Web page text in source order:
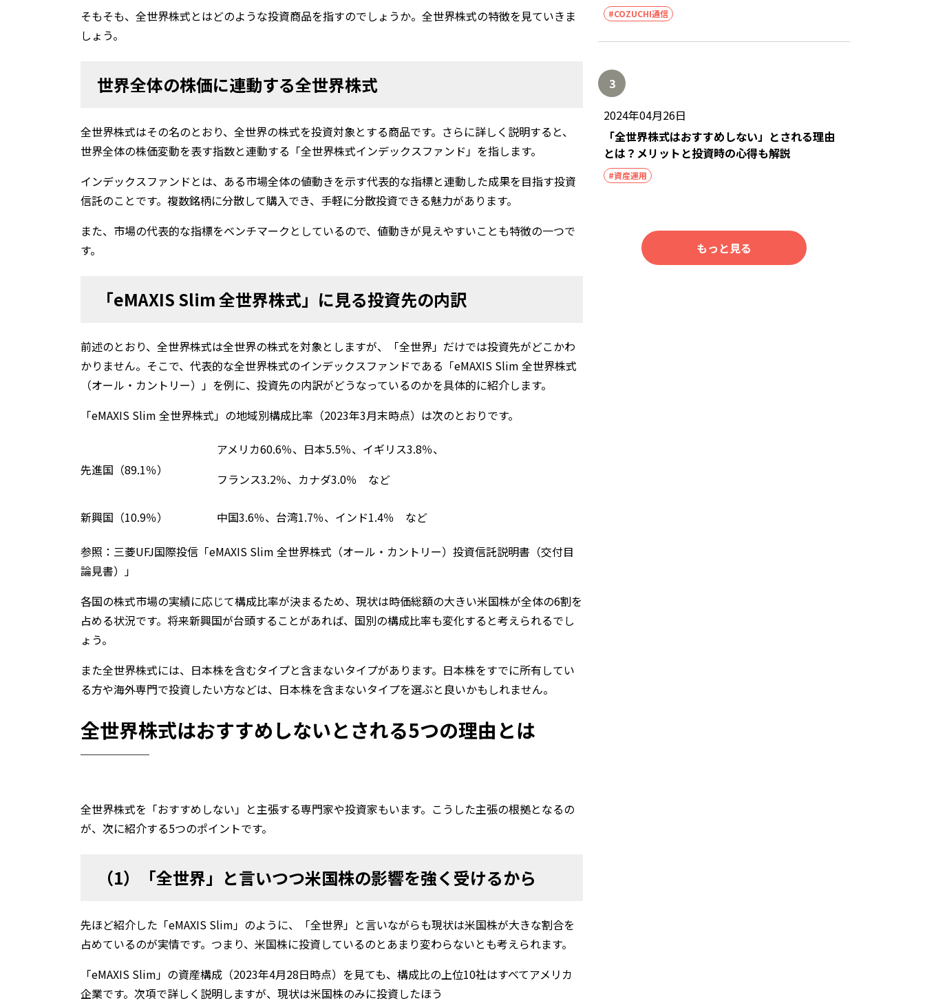
そもそも、全世界株式とはどのような投資商品を指すのでしょうか。全世界株式の特徴を見ていきま
しょう。
世界全体の株価に連動する全世界株式
全世界株式はその名のとおり、全世界の株式を投資対象とする商品です。さらに詳しく説明すると、
世界全体の株価変動を表す指数と連動する「全世界株式インデックスファンド」を指します。
インデックスファンドとは、ある市場全体の値動きを示す代表的な指標と連動した成果を目指す投資
信託のことです。複数銘柄に分散して購入でき、手軽に分散投資できる魅力があります。
また、市場の代表的な指標をベンチマークとしているので、値動きが見えやすいことも特徴の一つで
す。
「eMAXIS Slim 全世界株式」に見る投資先の内訳
前述のとおり、全世界株式は全世界の株式を対象としますが、「全世界」だけでは投資先がどこかわ
かりません。そこで、代表的な全世界株式のインデックスファンドである「eMAXIS Slim 全世界株式
（オール・カントリー）」を例に、投資先の内訳がどうなっているのかを具体的に紹介します。
「eMAXIS Slim 全世界株式」の地域別構成比率（2023年3月末時点）は次のとおりです。
先進国（89.1％）
アメリカ60.6％、日本5.5％、イギリス3.8％、
フランス3.2％、カナダ3.0％ など
新興国（10.9％） 中国3.6％、台湾1.7％、インド1.4％ など
参照： 三菱UFJ国際投信「eMAXIS Slim 全世界株式（オール・カントリー）投資信託説明書（交付目
論見書）」
各国の株式市場の実績に応じて構成比率が決まるため、現状は時価総額の大きい米国株が全体の6割を
占める状況です。将来新興国が台頭することがあれば、国別の構成比率も変化すると考えられるでし
ょう。
また全世界株式には、日本株を含むタイプと含まないタイプがあります。日本株をすでに所有してい
る方や海外専門で投資したい方などは、日本株を含まないタイプを選ぶと良いかもしれません。
全世界株式はおすすめしないとされる5つの理由とは
全世界株式を「おすすめしない」と主張する専門家や投資家もいます。こうした主張の根拠となるの
が、次に紹介する5つのポイントです。
（1）「全世界」と言いつつ米国株の影響を強く受けるから
先ほど紹介した「eMAXIS Slim」のように、「全世界」と言いながらも現状は米国株が大きな割合を
占めているのが実情です。つまり、米国株に投資しているのとあまり変わらないとも考えられます。
「eMAXIS Slim」の資産構成（2023年4月28日時点）を見ても、構成比の上位10社はすべてアメリカ
企業です。次項で詳しく説明しますが、現状は米国株のみに投資したほう
#COZUCHI通信
3
2024年04月26日
「全世界株式はおすすめしない」とされる理由
とは？メリットと投資時の心得も解説
#資産運用
もっと見る